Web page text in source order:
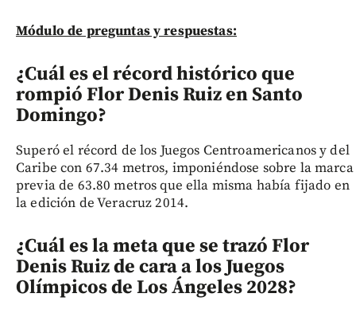
Módulo de preguntas y respuestas:
¿Cuál es el récord histórico que
rompió Flor Denis Ruiz en Santo
Domingo?
Superó el récord de los Juegos Centroamericanos y del
Caribe con 67.34 metros, imponiéndose sobre la marca
previa de 63.80 metros que ella misma había fijado en
la edición de Veracruz 2014.
¿Cuál es la meta que se trazó Flor
Denis Ruiz de cara a los Juegos
Olímpicos de Los Ángeles 2028?